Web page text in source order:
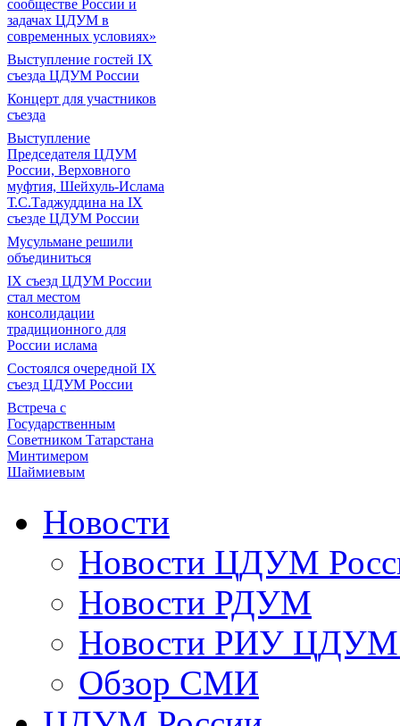
сообществе России и
задачах ЦДУМ в
современных условиях»
Выступление гостей IX
съезда ЦДУМ России
Концерт для участников
съезда
Выступление
Председателя ЦДУМ
России, Верховного
муфтия, Шейхуль-Ислама
Т.С.Таджуддина на IX
съезде ЦДУМ России
Мусульмане решили
объединиться
IX съезд ЦДУМ России
стал местом
консолидации
традиционного для
России ислама
Состоялся очередной IX
съезд ЦДУМ России
Встреча с
Государственным
Советником Татарстана
Минтимером
Шаймиевым
Новости
Новости ЦДУМ
Новости РДУМ
Новости РИУ ЦДУМ
Обзор СМИ